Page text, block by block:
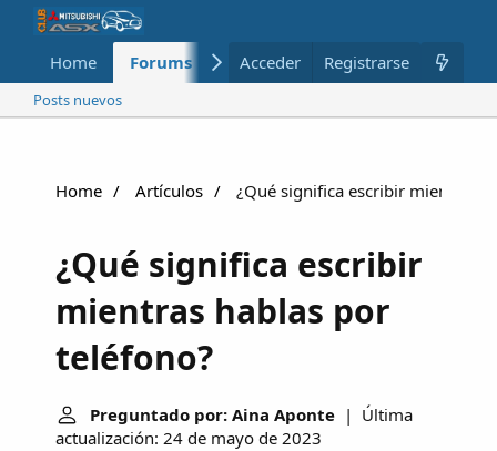
Home Forums Nuevo Miembros
Acceder Registrarse
Posts nuevos
Home Artículos ¿Qué significa escribir mientras
¿Qué significa escribir
mientras hablas por
teléfono?
Preguntado por: Aina Aponte | Última
actualización: 24 de mayo de 2023